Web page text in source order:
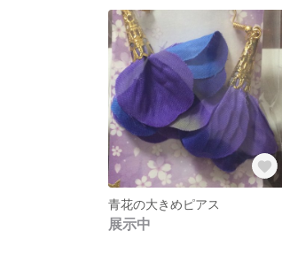
青花の大きめピアス
展示中